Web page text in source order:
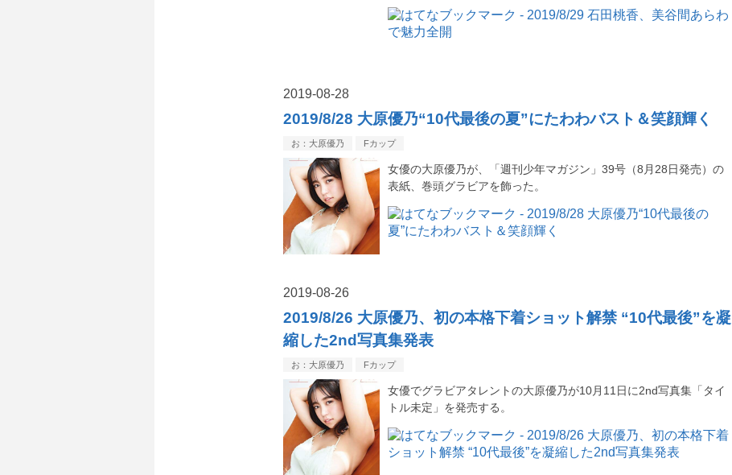
2019-08-28
2019/8/28 大原優乃“10代最後の夏”にたわわバスト＆笑顔輝く
お：大原優乃 Fカップ
女優の大原優乃が、「週刊少年マガジン」39号（8月28日発売）の
表紙、巻頭グラビアを飾った。
2019-08-26
2019/8/26 大原優乃、初の本格下着ショット解禁 “10代最後”を凝
縮した2nd写真集発表
お：大原優乃 Fカップ
女優でグラビアタレントの大原優乃が10月11日に2nd写真集「タイ
トル未定」を発売する。